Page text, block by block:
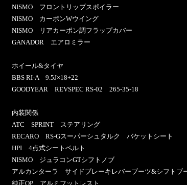
NISMO フロントリップスポイラー
NISMO カーボンWウイング
NISMO リアカーボン調フラップカバー
GANADOR エアロミラー
ホイール&タイヤ
BBS RI-A 9.5J×18+22
GOODYEAR REVSPEC RS-02 265-35-18
内装関係
ATC SPRINT ステアリング
RECARO RS-Gスーパーシュタルク バケットシート
HPI 4点式シートベルト
NISMO ジュラコンGTシフトノブ
アルカンターラ サイドブレーキレバーブーツ&シフトブ
純正OP アルミフットレスト